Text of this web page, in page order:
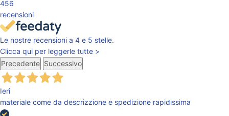
456
recensioni
Le nostre recensioni a 4 e 5 stelle.
Clicca qui per leggerle tutte >
Precedente Successivo
Ieri
materiale come da descrizzione e spedizione rapidissima